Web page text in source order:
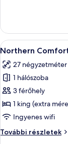
A
következő
szoba
összes
képének
megtekintése:
Northern
Double
13
Northern
27 négyzetméter
1 hálószoba
3 férőhely
1 king (extra
Ingyenes wifi
További részletek
Northern